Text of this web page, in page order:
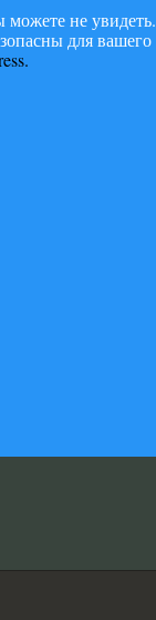
можете не увидеть.
для вашего